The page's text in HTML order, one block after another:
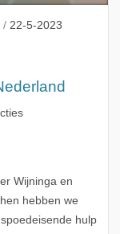
/ 22-5-2023
Wijninga en
hebben we
hulp